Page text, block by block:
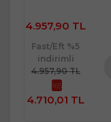
4.957,90 TL
Fast/Eft %5
indirimli
4.957,90 TL
%5
4.710,01 TL